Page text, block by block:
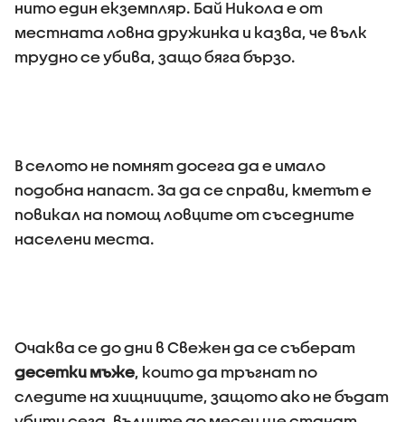
нито един екземпляр. Бай Никола е от
местната ловна дружинка и казва, че вълк
трудно се убива, защо бяга бързо.
В селото не помнят досега да е имало
подобна напаст. За да се справи, кметът е
повикал на помощ ловците от съседните
населени места.
Очаква се до дни в Свежен да се съберат
десетки мъже, които да тръгнат по
следите на хищниците, защото ако не бъдат